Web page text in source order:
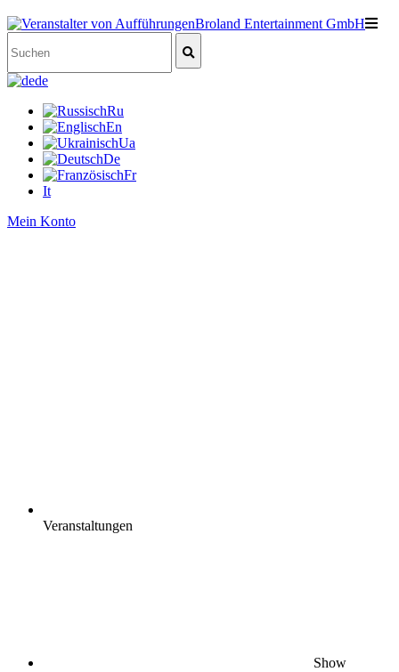
de
Ru
En
Ua
De
Fr
It
Mein Konto
Veranstaltungen
Show